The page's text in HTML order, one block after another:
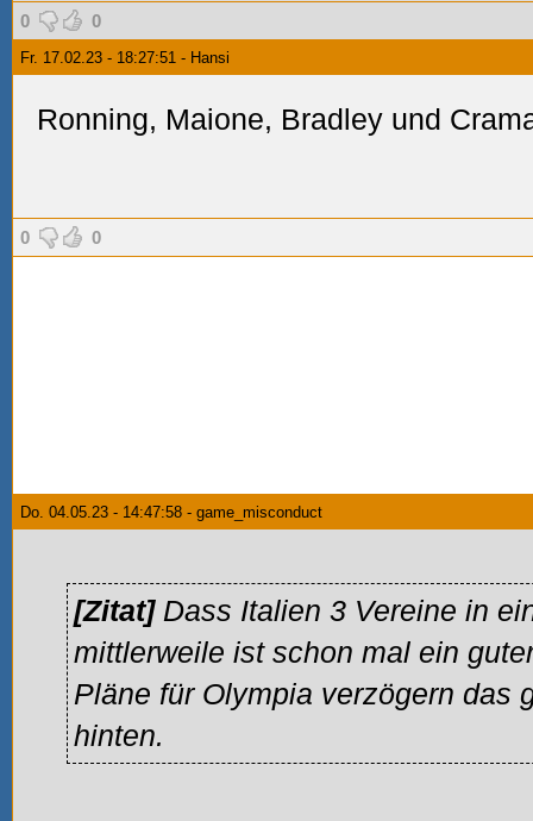
0 0
Fr. 17.02.23 - 18:27:51 - Hansi
Ronning, Maione, Bradley und
0 0
Do. 04.05.23 - 14:47:58 - game_misconduct
[Zitat] Dass Italien 3 Vereine in
mittlerweile ist schon mal ein
Pläne für Olympia verzögern das
hinten.